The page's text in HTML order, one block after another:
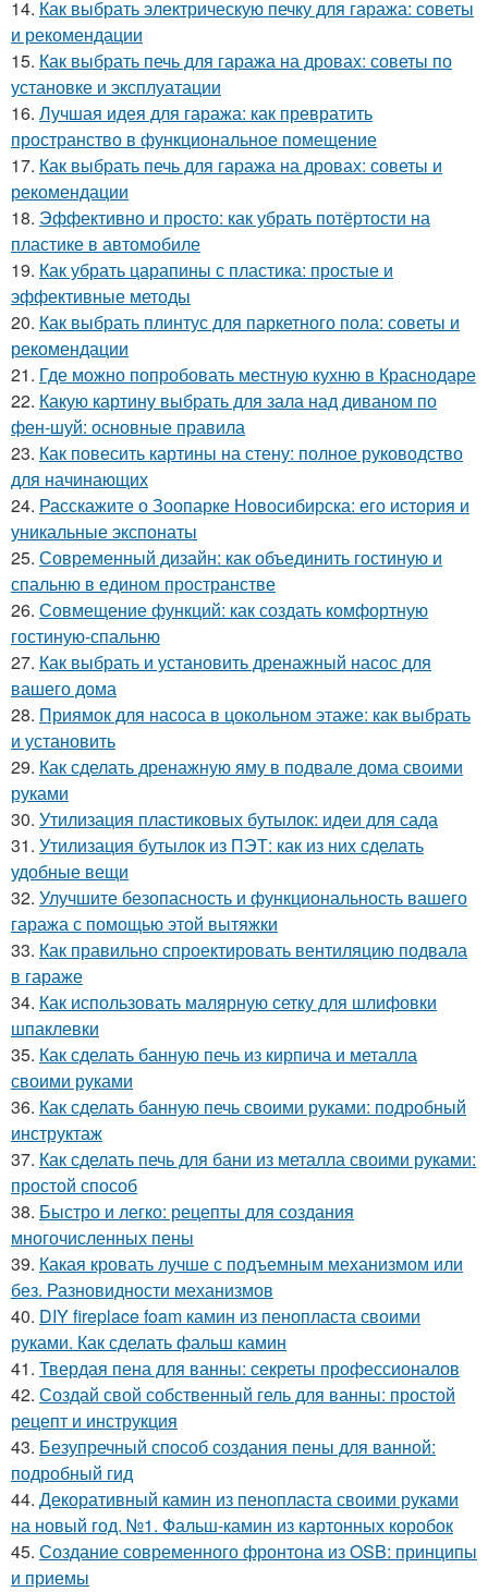
14. Как выбрать электрическую печку для гаража: советы
и рекомендации
15. Как выбрать печь для гаража на дровах: советы по
установке и эксплуатации
16. Лучшая идея для гаража: как превратить
пространство в функциональное помещение
17. Как выбрать печь для гаража на дровах: советы и
рекомендации
18. Эффективно и просто: как убрать потёртости на
пластике в автомобиле
19. Как убрать царапины с пластика: простые и
эффективные методы
20. Как выбрать плинтус для паркетного пола: советы и
рекомендации
21. Где можно попробовать местную кухню в Краснодаре
22. Какую картину выбрать для зала над диваном по
фен-шуй: основные правила
23. Как повесить картины на стену: полное руководство
для начинающих
24. Расскажите о Зоопарке Новосибирска: его история и
уникальные экспонаты
25. Современный дизайн: как объединить гостиную и
спальню в едином пространстве
26. Совмещение функций: как создать комфортную
гостиную-спальню
27. Как выбрать и установить дренажный насос для
вашего дома
28. Приямок для насоса в цокольном этаже: как выбрать
и установить
29. Как сделать дренажную яму в подвале дома своими
руками
30. Утилизация пластиковых бутылок: идеи для сада
31. Утилизация бутылок из ПЭТ: как из них сделать
удобные вещи
32. Улучшите безопасность и функциональность вашего
гаража с помощью этой вытяжки
33. Как правильно спроектировать вентиляцию подвала
в гараже
34. Как использовать малярную сетку для шлифовки
шпаклевки
35. Как сделать банную печь из кирпича и металла
своими руками
36. Как сделать банную печь своими руками: подробный
инструктаж
37. Как сделать печь для бани из металла своими руками:
простой способ
38. Быстро и легко: рецепты для создания
многочисленных пены
39. Какая кровать лучше с подъемным механизмом или
без. Разновидности механизмов
40. DIY fireplace foam камин из пенопласта своими
руками. Как сделать фальш камин
41. Твердая пена для ванны: секреты профессионалов
42. Создай свой собственный гель для ванны: простой
рецепт и инструкция
43. Безупречный способ создания пены для ванной:
подробный гид
44. Декоративный камин из пенопласта своими руками
на новый год. №1. Фальш-камин из картонных коробок
45. Создание современного фронтона из OSB: принципы
и приемы